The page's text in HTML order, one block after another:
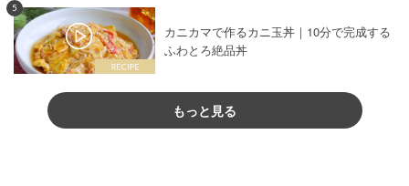
5
カニカマで作るカニ玉丼｜10分で完成する
ふわとろ絶品丼
もっと見る